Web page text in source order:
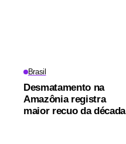
Brasil
Desmatamento na
Amazônia registra
maior recuo da década